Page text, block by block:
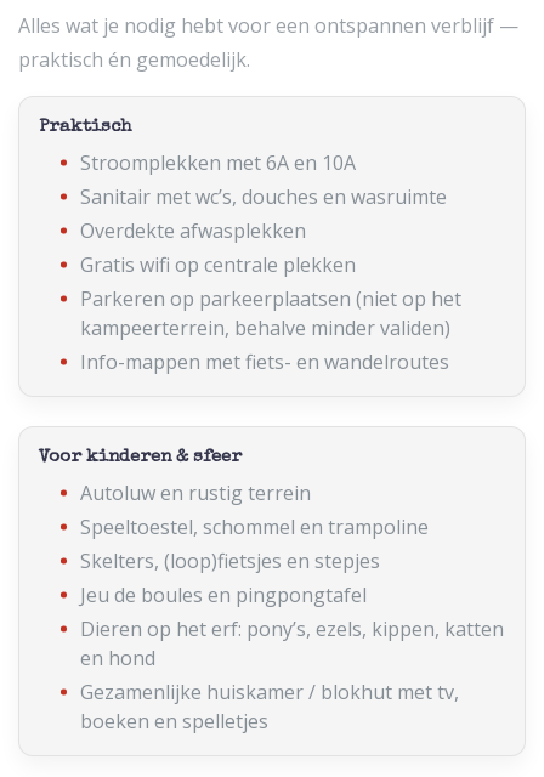
Alles wat je nodig hebt voor een ontspannen verblijf —
praktisch én gemoedelijk.
Praktisch
Stroomplekken met 6A en 10A
Sanitair met wc’s, douches en wasruimte
Overdekte afwasplekken
Gratis wifi op centrale plekken
Parkeren op parkeerplaatsen (niet op het
kampeerterrein, behalve minder validen)
Info-mappen met fiets- en wandelroutes
Voor kinderen & sfeer
Autoluw en rustig terrein
Speeltoestel, schommel en trampoline
Skelters, (loop)fietsjes en stepjes
Jeu de boules en pingpongtafel
Dieren op het erf: pony’s, ezels, kippen, katten
en hond
Gezamenlijke huiskamer / blokhut met tv,
boeken en spelletjes